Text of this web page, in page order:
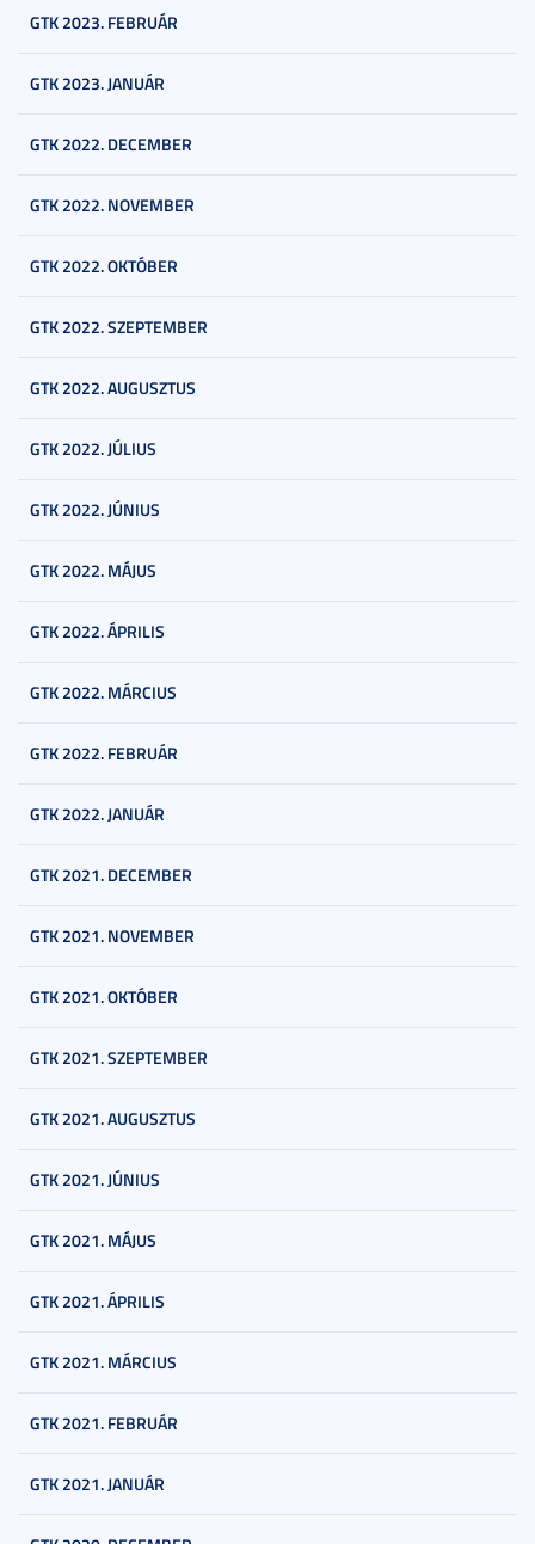
GTK 2023. FEBRUÁR
GTK 2023. JANUÁR
GTK 2022. DECEMBER
GTK 2022. NOVEMBER
GTK 2022. OKTÓBER
GTK 2022. SZEPTEMBER
GTK 2022. AUGUSZTUS
GTK 2022. JÚLIUS
GTK 2022. JÚNIUS
GTK 2022. MÁJUS
GTK 2022. ÁPRILIS
GTK 2022. MÁRCIUS
GTK 2022. FEBRUÁR
GTK 2022. JANUÁR
GTK 2021. DECEMBER
GTK 2021. NOVEMBER
GTK 2021. OKTÓBER
GTK 2021. SZEPTEMBER
GTK 2021. AUGUSZTUS
GTK 2021. JÚNIUS
GTK 2021. MÁJUS
GTK 2021. ÁPRILIS
GTK 2021. MÁRCIUS
GTK 2021. FEBRUÁR
GTK 2021. JANUÁR